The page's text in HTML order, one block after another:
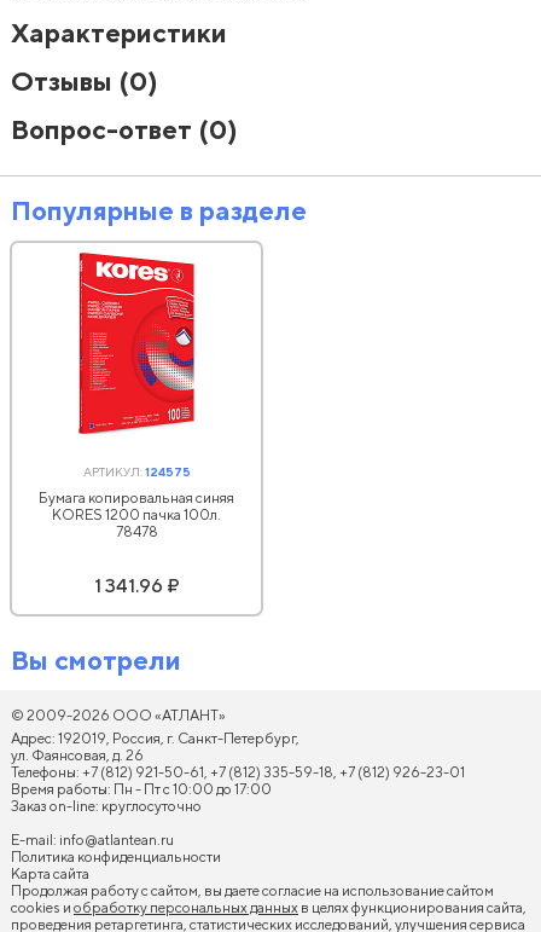
Характеристики
Отзывы (0)
Вопрос-ответ (0)
Популярные в разделе
АРТИКУЛ:124575
Бумага копировальная синяя
KORES 1200 пачка 100л.
78478
1 341.96 ₽
Вы смотрели
© 2009-2026 ООО «АТЛАНТ»
Адрес: 192019, Россия, г. Санкт-Петербург,
ул. Фаянсовая, д. 26
Телефоны: +7 (812) 921-50-61, +7 (812) 335-59-18, +7 (812) 926-23-01
Время работы: Пн - Пт с 10:00 до 17:00
Заказ on-line: круглосуточно
E-mail: info@atlantean.ru
Политика конфиденциальности
Карта сайта
Продолжая работу с сайтом, вы даете согласие на использование сайтом
cookies и обработку персональных данных в целях функционирования сайта,
проведения ретаргетинга, статистических исследований, улучшения сервиса